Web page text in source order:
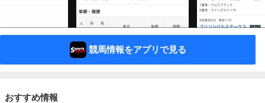
競馬情報をアプリで見る
おすすめ情報